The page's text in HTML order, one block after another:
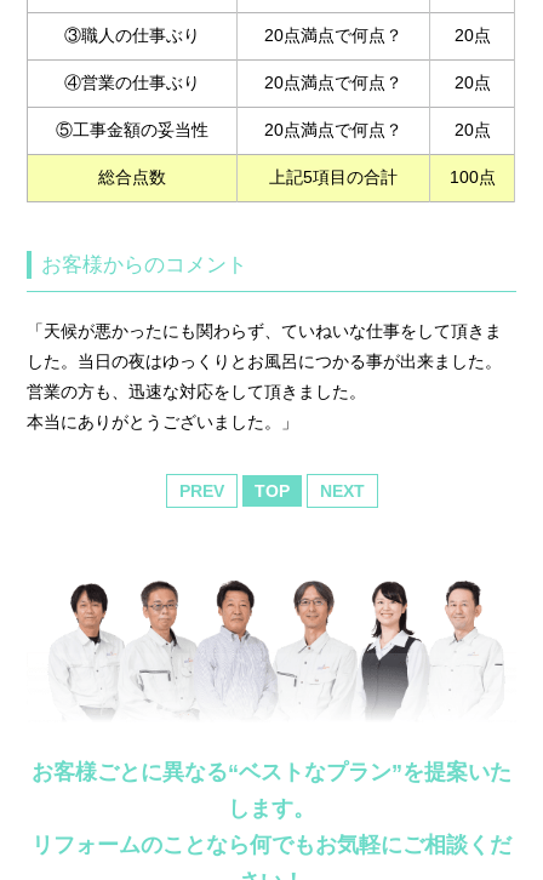
③職人の仕事ぶり 20点満点で何点？ 20点
④営業の仕事ぶり 20点満点で何点？ 20点
⑤工事金額の妥当性 20点満点で何点？ 20点
総合点数 上記5項目の合計 100点
お客様からのコメント
「天候が悪かったにも関わらず、ていねいな仕事をして頂きま
した。当日の夜はゆっくりとお風呂につかる事が出来ました。
営業の方も、迅速な対応をして頂きました。
本当にありがとうございました。」
PREV TOP NEXT
お客様ごとに異なる“ベストなプラン”を提案いた
します。
リフォームのことなら何でもお気軽にご相談くだ